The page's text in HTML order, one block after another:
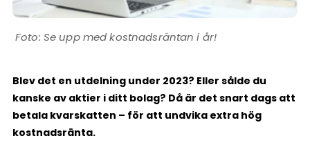
Se upp med kostnadsräntan i år!
Blev det en utdelning under 2023? Eller sålde du
kanske av aktier i ditt bolag? Då är det snart dags att
betala kvarskatten – för att undvika extra hög
kostnadsränta.